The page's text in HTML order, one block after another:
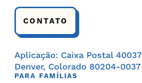
CONTATO
Aplicação: Caixa Postal 40037
Denver, Colorado 80204-0037
PARA FAMÍLIAS